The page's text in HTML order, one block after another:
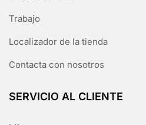
Trabajo
Localizador de la tienda
Contacta con nosotros
SERVICIO AL CLIENTE